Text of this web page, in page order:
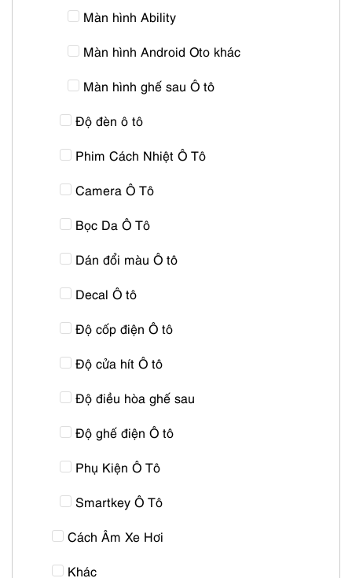
Màn hình Ability
Màn hình Android Oto khác
Màn hình ghế sau Ô tô
Độ đèn ô tô
Phim Cách Nhiệt Ô Tô
Camera Ô Tô
Bọc Da Ô Tô
Dán đổi màu Ô tô
Decal Ô tô
Độ cốp điện Ô tô
Độ cửa hít Ô tô
Độ điều hòa ghế sau
Độ ghế điện Ô tô
Phụ Kiện Ô Tô
Smartkey Ô Tô
Cách Âm Xe Hơi
Khác